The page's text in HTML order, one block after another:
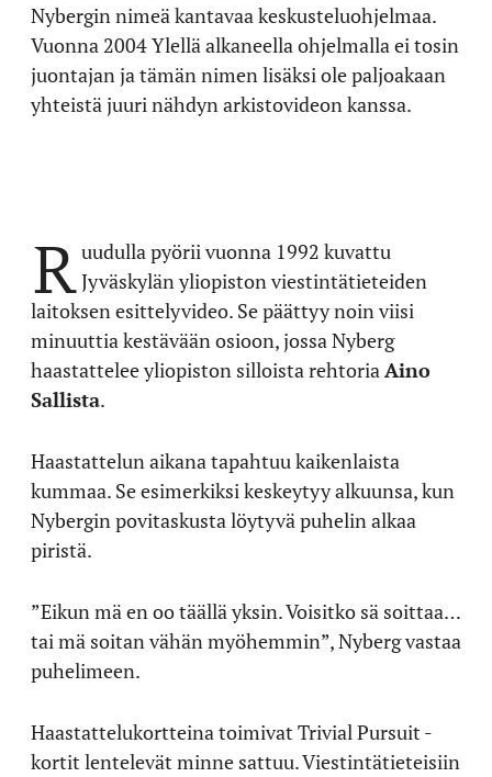
Nybergin nimeä kantavaa keskusteluohjelmaa.
Vuonna 2004 Ylellä alkaneella ohjelmalla ei tosin
juontajan ja tämän nimen lisäksi ole paljoakaan
yhteistä juuri nähdyn arkistovideon kanssa.
Ruudulla pyörii vuonna 1992 kuvattu
Jyväskylän yliopiston viestintätieteiden
laitoksen esittelyvideo. Se päättyy noin viisi
minuuttia kestävään osioon, jossa Nyberg
haastattelee yliopiston silloista rehtoriaAino
Sallista.
Haastattelun aikana tapahtuu kaikenlaista
kummaa. Se esimerkiksi keskeytyy alkuunsa, kun
Nybergin povitaskusta löytyvä puhelin alkaa
piristä.
”Eikun mä en oo täällä yksin. Voisitko sä soittaa…
tai mä soitan vähän myöhemmin”, Nyberg vastaa
puhelimeen.
Haastattelukortteina toimivat Trivial Pursuit -
kortit lentelevät minne sattuu. Viestintätieteisiin